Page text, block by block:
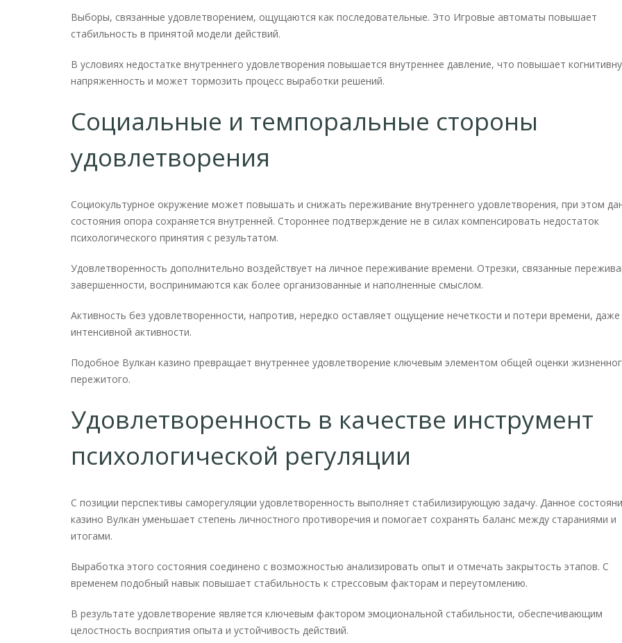
Выборы, связанные удовлетворением, ощущаются как последовательные. Это Игровые автоматы повышает
стабильность в принятой модели действий.
В условиях недостатке внутреннего удовлетворения повышается внутреннее давление, что повышает
напряженность и может тормозить процесс выработки решений.
Социальные и темпоральные стороны
удовлетворения
Социокультурное окружение может повышать и снижать переживание внутреннего удовлетворения, при этом
состояния опора сохраняется внутренней. Стороннее подтверждение не в силах компенсировать недостаток
психологического принятия с результатом.
Удовлетворенность дополнительно воздействует на личное переживание времени. Отрезки, связанные
завершенности, воспринимаются как более организованные и наполненные смыслом.
Активность без удовлетворенности, напротив, нередко оставляет ощущение нечеткости и потери времени, даже
интенсивной активности.
Подобное Вулкан казино превращает внутреннее удовлетворение ключевым элементом общей оценки
пережитого.
Удовлетворенность в качестве инструмент
психологической регуляции
С позиции перспективы саморегуляции удовлетворенность выполняет стабилизирующую задачу. Данное
казино Вулкан уменьшает степень личностного противоречия и помогает сохранять баланс между стараниями и
итогами.
Выработка этого состояния соединено с возможностью анализировать опыт и отмечать закрытость этапов. С
временем подобный навык повышает стабильность к стрессовым факторам и переутомлению.
В результате удовлетворение является ключевым фактором эмоциональной стабильности, обеспечивающим
целостность восприятия опыта и устойчивость действий.